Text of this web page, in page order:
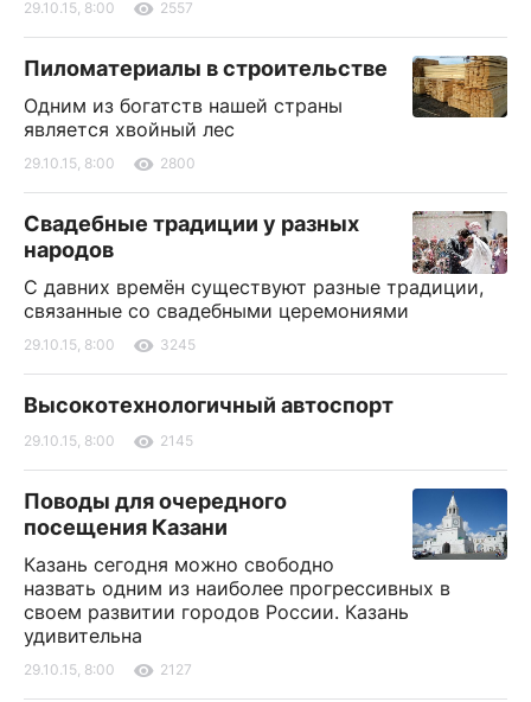
29.10.15, 8:00 2557
Пиломатериалы в строительстве
Одним из богатств нашей страны
является хвойный лес
29.10.15, 8:00 2800
Свадебные традиции у разных
народов
С давних времён существуют разные традиции,
связанные со свадебными церемониями
29.10.15, 8:00 3245
Высокотехнологичный автоспорт
29.10.15, 8:00 2145
Поводы для очередного
посещения Казани
Казань сегодня можно свободно
назвать одним из наиболее прогрессивных в
своем развитии городов России. Казань
удивительна
29.10.15, 8:00 2127